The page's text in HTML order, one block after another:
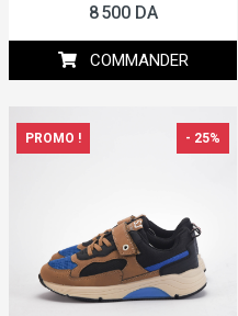
8 500 DA
COMMANDER
PROMO ! - 25%